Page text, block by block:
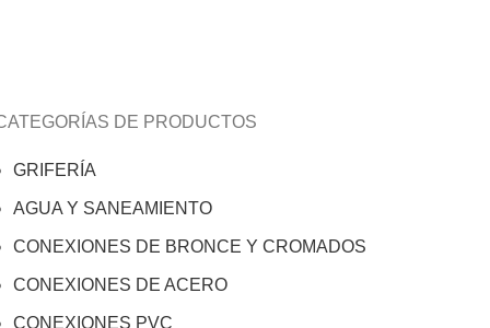
DE PRODUCTOS
GRIFERÍA
AGUA Y SANEAMIENTO
CONEXIONES DE BRONCE Y CROMADOS
CONEXIONES DE ACERO
CONEXIONES PVC